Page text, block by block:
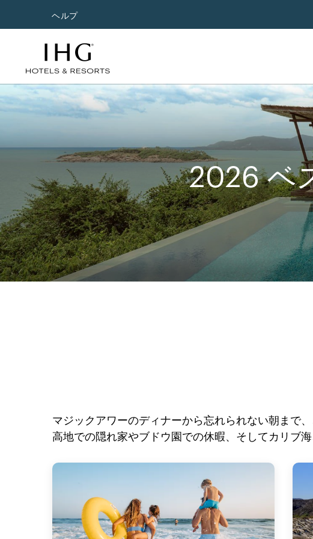
ヘルプ
2026 ベ
マジックアワーのディナーから忘れられない朝まで
高地での隠れ家やブドウ園での休暇、そしてカリブ